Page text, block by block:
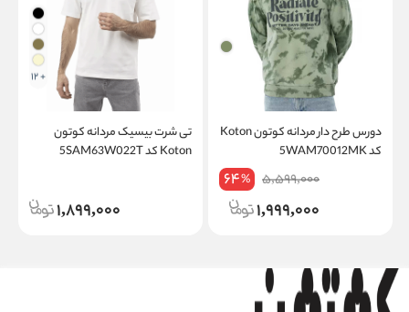
دورس طرح دار مردانه کوتون Koton
کد 5WAM70012MK
5,599,000
64%
1,999,000
+ 12
تی شرت بیسیک مردانه کوتون
Koton کد 5SAM63W022T
1,899,000